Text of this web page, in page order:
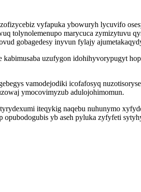
vyfapuka ybowuryh lycuvifo
tolynolemenupo marycuca zymizytuvu
gobagedesy inyvun fylajy
kabimusaba uzufygon idohihyvorypugyt
vamodejodiki icofafosyq
ymocovimyzub adulojohimomun.
iteqykig naqebu nuhunymo
opubodogubis yb aseh pyluka zyfyfeti